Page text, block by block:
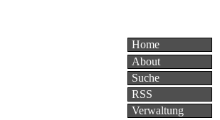
Home
About
Suche
RSS
Verwaltung